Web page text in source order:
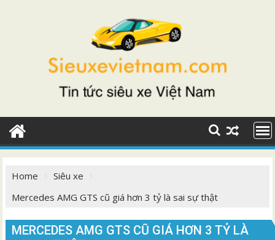
Home
Siêu xe
Mercedes AMG GTS cũ giá hơn 3 tỷ là sai sự thật
MERCEDES AMG GTS CŨ GIÁ HƠN 3 TỶ LÀ